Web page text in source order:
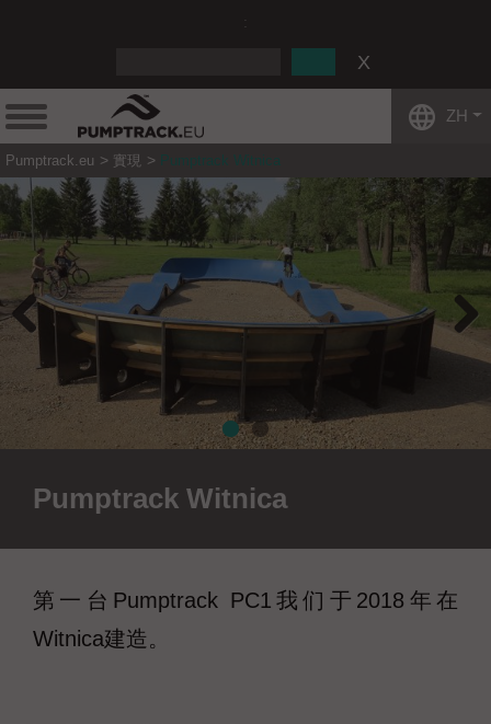
ZH
Pumptrack.eu 實現 Pumptrack Witnica
Pumptrack Witnica
Next
第一台Pumptrack PC1我们于2018年在
Witnica建造。